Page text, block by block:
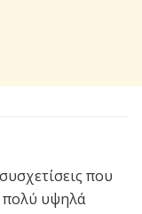
που
πολύ υψηλά